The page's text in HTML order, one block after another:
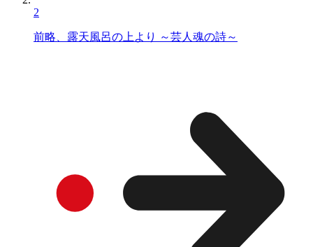
2
前略、露天風呂の上より ～芸人魂の詩～